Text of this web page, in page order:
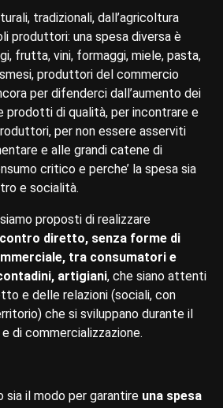
tradizionali, dall’agricoltura
produttori: una spesa diversa è
frutta, vini, formaggi, miele, pasta,
produttori del commercio
per difenderci dall’aumento dei
prodotti di qualità, per incontrare e
per non essere asserviti
e alle grandi catene di
critico e perche’ la spesa sia
e socialità.
proposti di realizzare
diretto, senza forme di
tra consumatori e
artigiani, che siano attenti
e delle relazioni (sociali, con
che si sviluppano durante il
di commercializzazione.
sia il modo per garantire una spesa